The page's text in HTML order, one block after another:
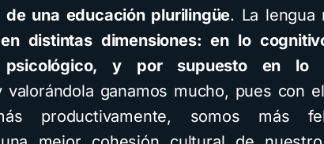
una educación plurilingüe. La lengua
distintas dimensiones: en lo
y por supuesto en lo
valorándola ganamos mucho, pues con
productivamente, somos más